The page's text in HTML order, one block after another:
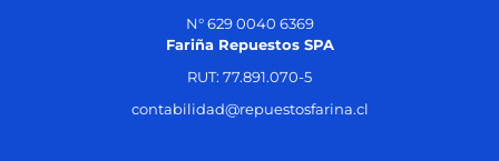
N° 629 0040 6369
Fariña Repuestos SPA
RUT: 77.891.070-5
contabilidad@repuestosfarina.cl